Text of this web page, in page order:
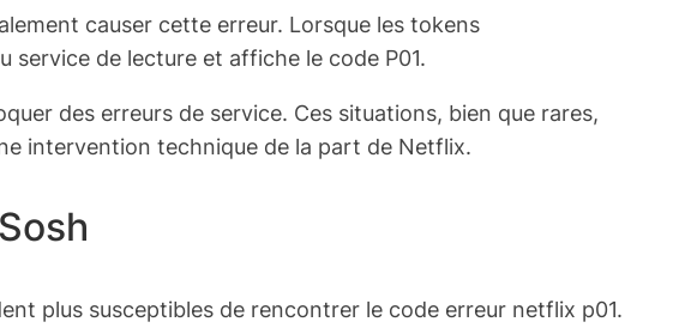
causer cette erreur. Lorsque les tokens
service de lecture et affiche le code P01.
des erreurs de service. Ces situations, bien que rares,
intervention technique de la part de Netflix.
plus susceptibles de rencontrer le code erreur netflix p01.